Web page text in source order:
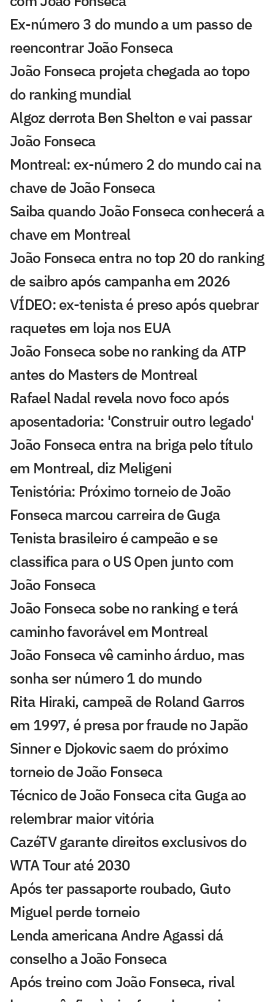
Ex-número 3 do mundo a um passo de
reencontrar João Fonseca
João Fonseca projeta chegada ao topo
do ranking mundial
Algoz derrota Ben Shelton e vai passar
João Fonseca
Montreal: ex-número 2 do mundo cai na
chave de João Fonseca
Saiba quando João Fonseca conhecerá a
chave em Montreal
João Fonseca entra no top 20 do ranking
de saibro após campanha em 2026
VÍDEO: ex-tenista é preso após quebrar
raquetes em loja nos EUA
João Fonseca sobe no ranking da ATP
antes do Masters de Montreal
Rafael Nadal revela novo foco após
aposentadoria: 'Construir outro legado'
João Fonseca entra na briga pelo título
em Montreal, diz Meligeni
Tenistória: Próximo torneio de João
Fonseca marcou carreira de Guga
Tenista brasileiro é campeão e se
classifica para o US Open junto com
João Fonseca
João Fonseca sobe no ranking e terá
caminho favorável em Montreal
João Fonseca vê caminho árduo, mas
sonha ser número 1 do mundo
Rita Hiraki, campeã de Roland Garros
em 1997, é presa por fraude no Japão
Sinner e Djokovic saem do próximo
torneio de João Fonseca
Técnico de João Fonseca cita Guga ao
relembrar maior vitória
CazéTV garante direitos exclusivos do
WTA Tour até 2030
Após ter passaporte roubado, Guto
Miguel perde torneio
Lenda americana Andre Agassi dá
conselho a João Fonseca
Após treino com João Fonseca, rival